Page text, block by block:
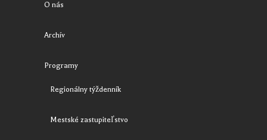
O nás
Archív
Programy
Regionálny týždenník
Mestské zastupiteľstvo